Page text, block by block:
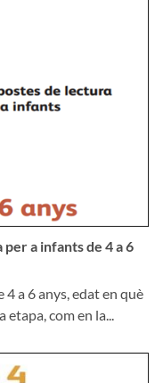
a infants de 4 a 6
4 a 6 anys, edat en què
etapa, com en la...